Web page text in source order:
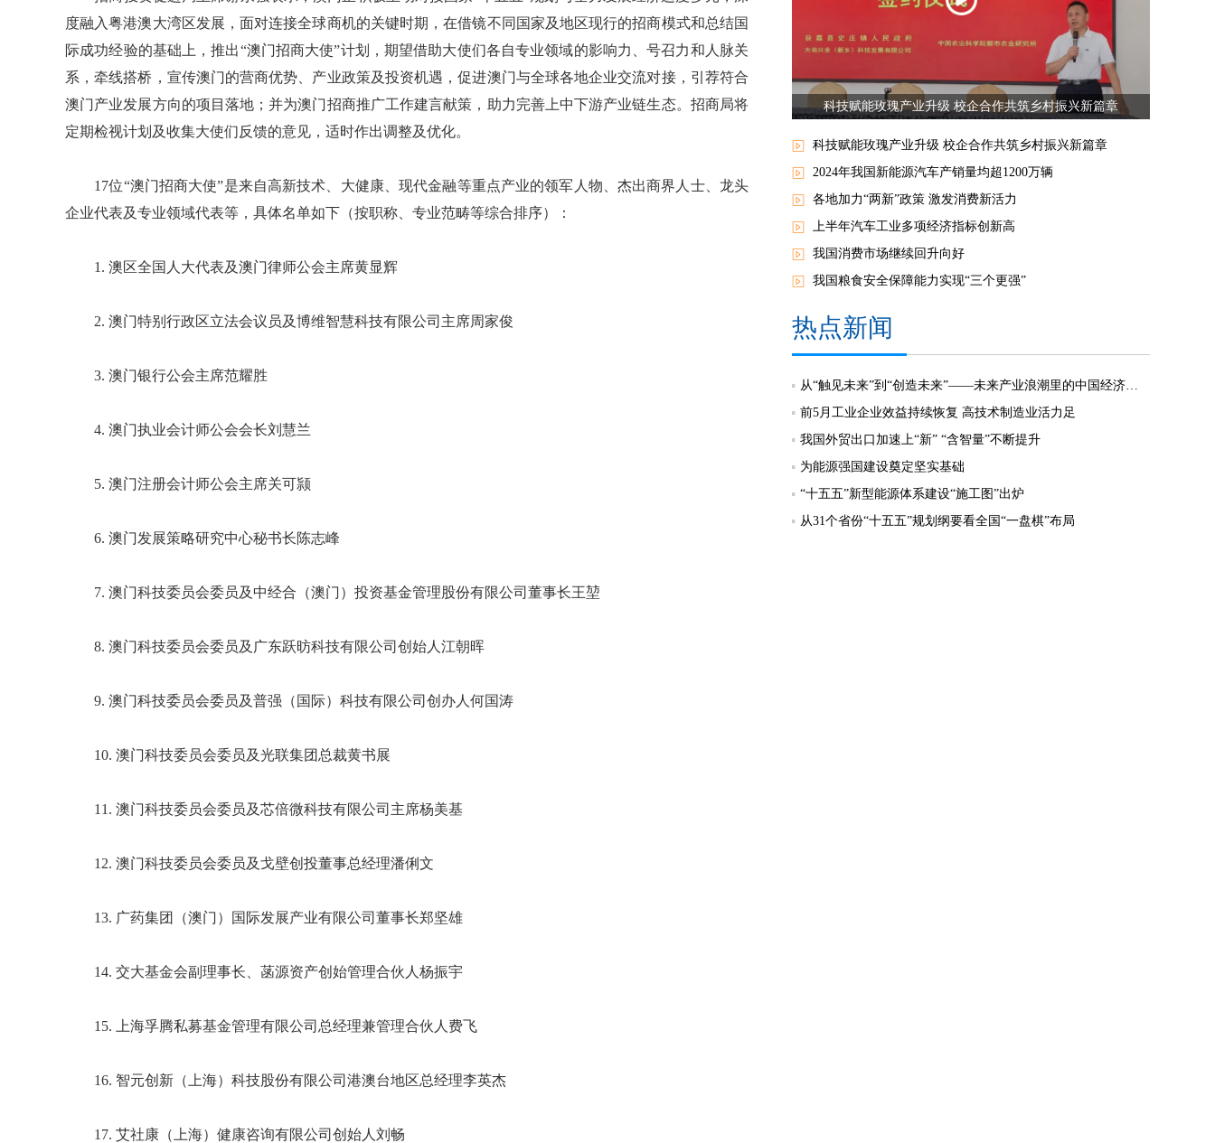
度融入粤港澳大湾区发展，面对连接全球商机的关键时期，在借镜不同国家及地区现行的招商模式和总结国
际成功经验的基础上，推出“澳门招商大使”计划，期望借助大使们各自专业领域的影响力、号召力和人脉关
系，牵线搭桥，宣传澳门的营商优势、产业政策及投资机遇，促进澳门与全球各地企业交流对接，引荐符合
澳门产业发展方向的项目落地；并为澳门招商推广工作建言献策，助力完善上中下游产业链生态。招商局将
定期检视计划及收集大使们反馈的意见，适时作出调整及优化。
17位“澳门招商大使”是来自高新技术、大健康、现代金融等重点产业的领军人物、杰出商界人士、龙头
企业代表及专业领域代表等，具体名单如下（按职称、专业范畴等综合排序）：
1. 澳区全国人大代表及澳门律师公会主席黄显辉
2. 澳门特别行政区立法会议员及博维智慧科技有限公司主席周家俊
3. 澳门银行公会主席范耀胜
4. 澳门执业会计师公会会长刘慧兰
5. 澳门注册会计师公会主席关可颕
6. 澳门发展策略研究中心秘书长陈志峰
7. 澳门科技委员会委员及中经合（澳门）投资基金管理股份有限公司董事长王堃
8. 澳门科技委员会委员及广东跃昉科技有限公司创始人江朝晖
9. 澳门科技委员会委员及普强（国际）科技有限公司创办人何国涛
10. 澳门科技委员会委员及光联集团总裁黄书展
11. 澳门科技委员会委员及芯倍微科技有限公司主席杨美基
12. 澳门科技委员会委员及戈壁创投董事总经理潘俐文
13. 广药集团（澳门）国际发展产业有限公司董事长郑坚雄
14. 交大基金会副理事长、菡源资产创始管理合伙人杨振宇
15. 上海孚腾私募基金管理有限公司总经理兼管理合伙人费飞
16. 智元创新（上海）科技股份有限公司港澳台地区总经理李英杰
17. 艾社康（上海）健康咨询有限公司创始人刘畅
科技赋能玫瑰产业升级 校企合作共筑乡村振兴新篇章
科技赋能玫瑰产业升级 校企合作共筑乡村振兴新篇章
2024年我国新能源汽车产销量均超1200万辆
各地加力“两新”政策 激发消费新活力
上半年汽车工业多项经济指标创新高
我国消费市场继续回升向好
我国粮食安全保障能力实现“三个更强”
热点新闻
从“触见未来”到“创造未来”——未来产业浪潮里的中国经济脉动
前5月工业企业效益持续恢复 高技术制造业活力足
我国外贸出口加速上“新” “含智量”不断提升
为能源强国建设奠定坚实基础
“十五五”新型能源体系建设“施工图”出炉
从31个省份“十五五”规划纲要看全国“一盘棋”布局